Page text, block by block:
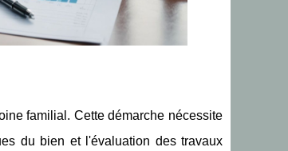
familial. Cette démarche nécessite
du bien et l'évaluation des travaux